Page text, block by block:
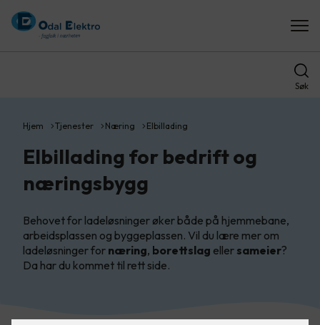
Søk
Hjem Tjenester Næring Elbillading
Elbillading for bedrift og
næringsbygg
Behovet for ladeløsninger øker både på hjemmebane,
arbeidsplassen og byggeplassen. Vil du lære mer om
ladeløsninger for næring, borettslag eller sameier?
Da har du kommet til rett side.